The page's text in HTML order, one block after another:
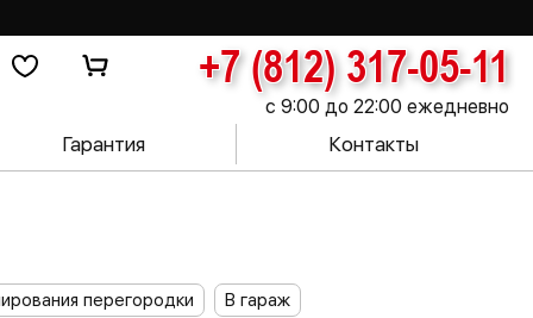
+7 (812) 317-05-11
с 9:00 до 22:00 ежедневно
Гарантия Контакты
перегородки
В гараж